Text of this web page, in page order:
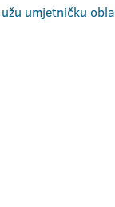
umjetničku